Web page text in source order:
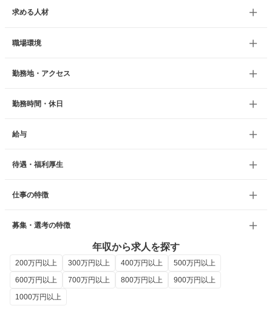
求める人材
職場環境
勤務地・アクセス
勤務時間・休日
給与
待遇・福利厚生
仕事の特徴
募集・選考の特徴
年収から求人を探す
200万円以上 300万円以上 400万円以上
500万円以上
600万円以上
700万円以上 800万円以上
900万円以上
1000万円以上